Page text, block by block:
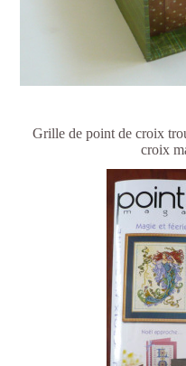
Grille de point de croix
croix